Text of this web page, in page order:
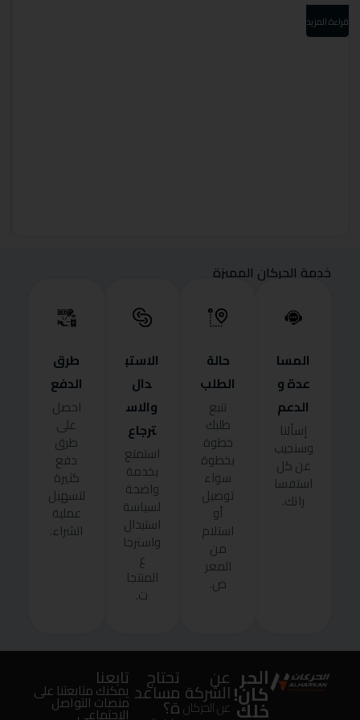
قراءة المزيد
خدمة الحركان المميزة
المسا
عدة و
الدعم
إسألنا
وسنجيب
عن كل
استفسا
راتك.
حالة
الطلب
تتبع
طلبك
خطوة
بخطوة
سواء
توصيل
أو
استلام
من
المعر
ض.
الاستب
دال
والاس
ترجاع
استمتع
بخدمة
واضحة
لسياسة
استبدال
واسترجا
ع
المنتجا
ت.
طرق
الدفع
احصل
على
طرق
دفع
كثيرة
لتسهيل
عملية
الشراء.
الحر
كان!
خلك
عن
الشركة
عن الحركان
تحتاج
مساعد
ة؟
تابعنا
يمكنك متابعتنا على
منصات التواصل
الإجتماعى